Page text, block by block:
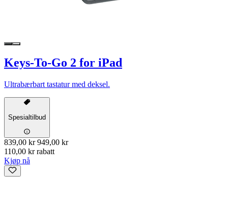
Keys-To-Go 2 for iPad
Ultrabærbart tastatur med deksel.
Spesialtilbud
839,00 kr 949,00 kr
110,00 kr rabatt
Kjøp nå